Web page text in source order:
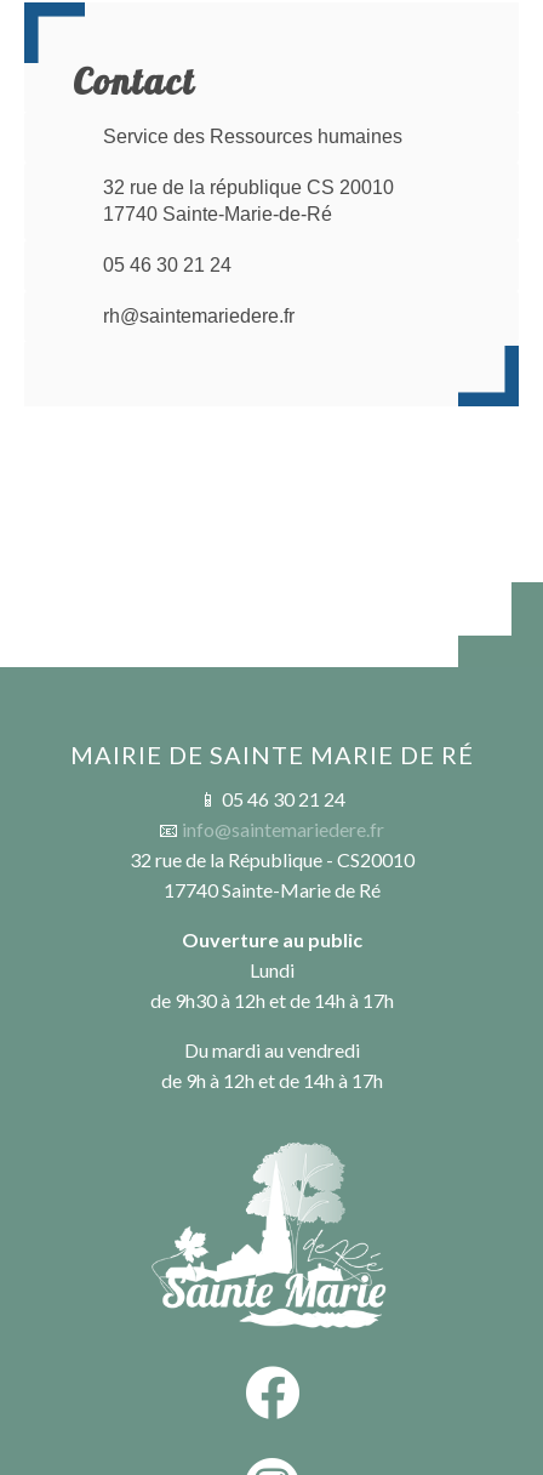
Contact
Service des Ressources humaines
32 rue de la république CS 20010
17740 Sainte-Marie-de-Ré
05 46 30 21 24
rh@saintemariedere.fr
MAIRIE DE SAINTE MARIE DE RÉ
📱 05 46 30 21 24
📧 info@saintemariedere.fr
32 rue de la République - CS20010
17740 Sainte-Marie de Ré
Ouverture au public
Lundi
de 9h30 à 12h et de 14h à 17h
Du mardi au vendredi
de 9h à 12h et de 14h à 17h
